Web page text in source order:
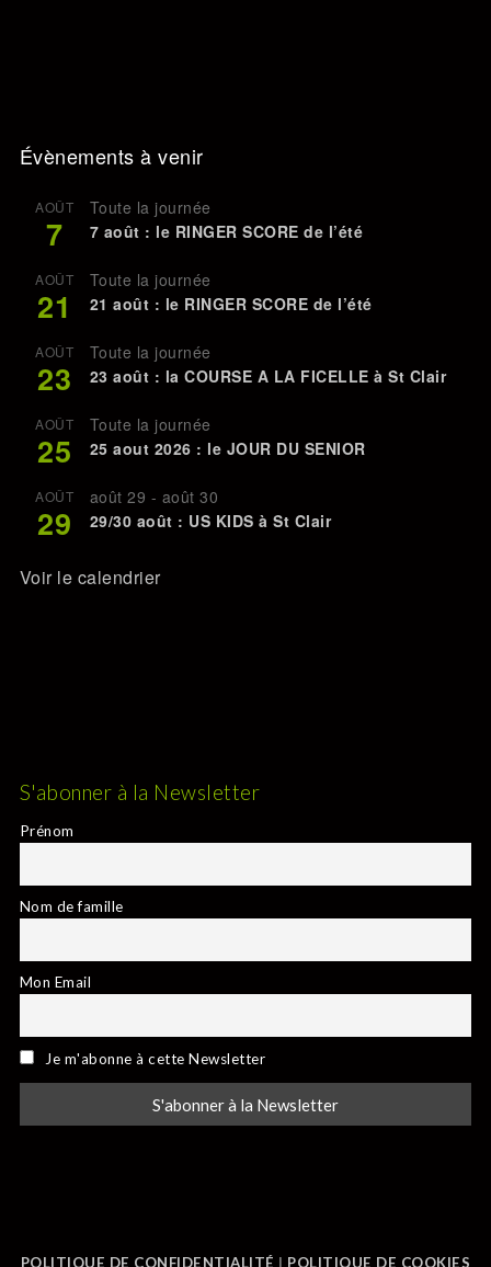
Évènements à venir
AOÛT
7
Toute la journée
7 août : le RINGER SCORE de l’été
AOÛT
21
Toute la journée
21 août : le RINGER SCORE de l’été
AOÛT
23
Toute la journée
23 août : la COURSE A LA FICELLE à St Clair
AOÛT
25
Toute la journée
25 aout 2026 : le JOUR DU SENIOR
AOÛT
29
août 29 - août 30
29/30 août : US KIDS à St Clair
Voir le calendrier
S'abonner à la Newsletter
Prénom
Nom de famille
Mon Email
Je m'abonne à cette Newsletter
POLITIQUE DE CONFIDENTIALITÉ | POLITIQUE DE COOKIES